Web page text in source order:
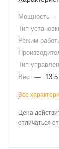
Мощность
Тип
Режим
Тип
Вес
— 13.5
Все
Цена
отличаться